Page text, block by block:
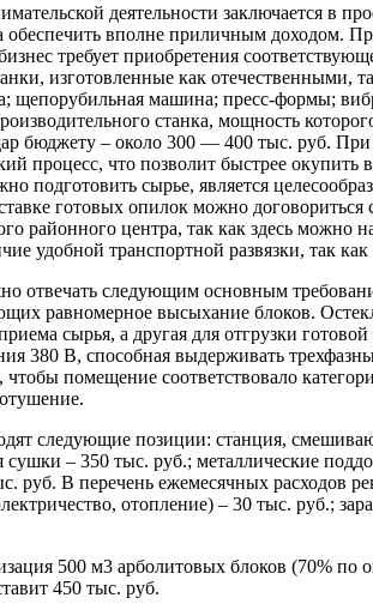
деятельности заключается в
обеспечить вполне приличным доходом.
требует приобретения
изготовленные как отечественными,
машина; пресс-формы;
станка, мощность
бюджету – около 300 — 400 тыс. руб.
процесс, что позволит быстрее
подготовить сырье, является
готовых опилок можно договориться
районного центра, так как здесь
удобной транспортной развязки, так
отвечать следующим основным
равномерное высыхание блоков.
сырья, а другая для отгрузки
380 В, способная выдерживать
чтобы помещение соответствовало
следующие позиции: станция,
сушки – 350 тыс. руб.; металлические
руб. В перечень ежемесячных расходов
отопление) – 30 тыс. руб.;
500 м3 арболитовых блоков (70%
450 тыс. руб.